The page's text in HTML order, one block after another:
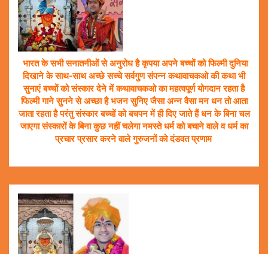
भारत के सभी सनातनीओं से अनुरोध है कृपया अपने बच्चों को फिल्मी दुनिया
दिखाने के साथ-साथ अच्छे सच्चे सर्वगुण संपन्न कथावाचकओ की कथा भी
सुनाएं बच्चों को संस्कार देने में कथावाचकओ का महत्वपूर्ण योगदान रहता है
फिल्मी गाने सुनने से अच्छा है भजन सुनिए जैसा अन्न वैसा मन धन तो आता
जाता रहता है परंतु संस्कार बच्चों को बचपन में ही दिए जाते हैं धन के बिना चल
जाएगा संस्कारों के बिना कुछ नहीं चलेगा नमस्ते धर्म को बचाने वाले व धर्म का
प्रचार प्रसार करने वाले गुरुजनों को दंडवत प्रणाम